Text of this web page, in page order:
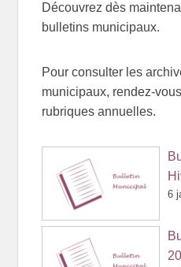
Découvrez dès
bulletins municipaux.
Pour consulter les
municipaux, rendez-
rubriques annuelles.
6